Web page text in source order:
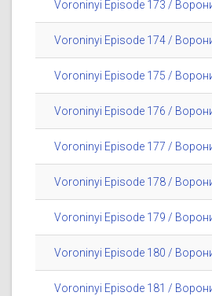
Voroninyi Episode 173 /
Voroninyi Episode 174 /
Voroninyi Episode 175 /
Voroninyi Episode 176 /
Voroninyi Episode 177 /
Voroninyi Episode 178 /
Voroninyi Episode 179 /
Voroninyi Episode 180 /
Voroninyi Episode 181 /